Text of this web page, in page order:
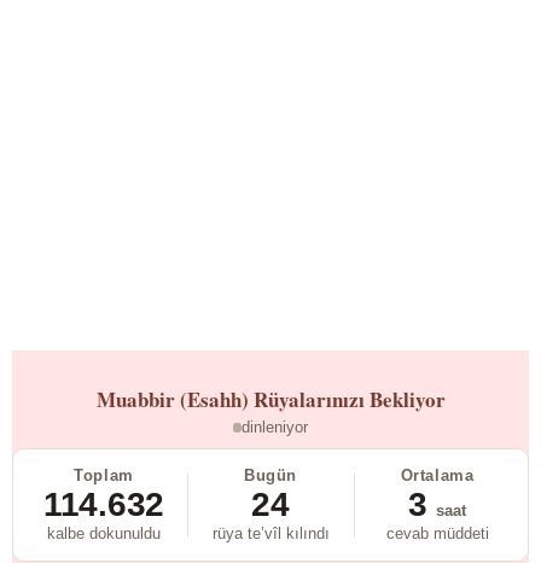
Muabbir (Esahh) Rüyalarınızı Bekliyor
dinleniyor
Toplam
114.632
kalbe dokunuldu
Bugün
24
rüya te’vîl kılındı
Ortalama
3 saat
cevab müddeti